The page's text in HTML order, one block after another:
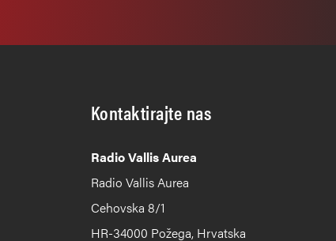
Kontaktirajte nas
Radio Vallis Aurea
Radio Vallis Aurea
Cehovska 8/1
HR-34000 Požega, Hrvatska